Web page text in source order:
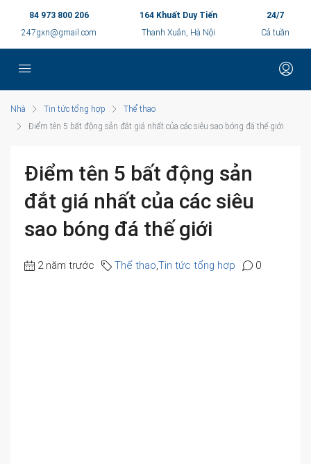
84 973 800 206
247gxn@gmail.com
164 Khuất Duy Tiến
Thanh Xuân, Hà Nội
24/7
Cả tuần
Nhà Tin tức tổng hợp
Thể thao
Điểm tên 5 bất động sản đắt giá nhất của các siêu sao bóng đá thế giới
Điểm tên 5 bất động sản
đắt giá nhất của các siêu
sao bóng đá thế giới
2 năm trước Thể thao,Tin tức tổng hợp 0